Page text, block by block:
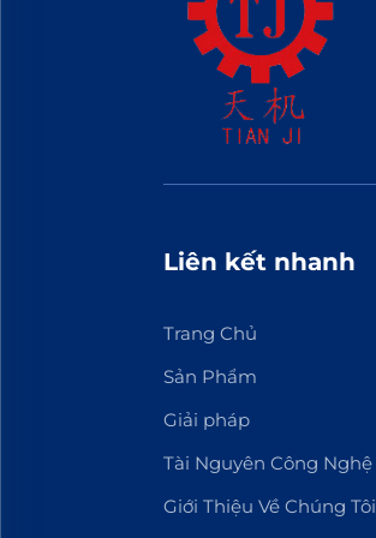
Liên kết nhanh
Trang Chủ
Sản Phẩm
Giải pháp
Tài Nguyên Công Nghệ
Giới Thiệu Về Chúng Tôi